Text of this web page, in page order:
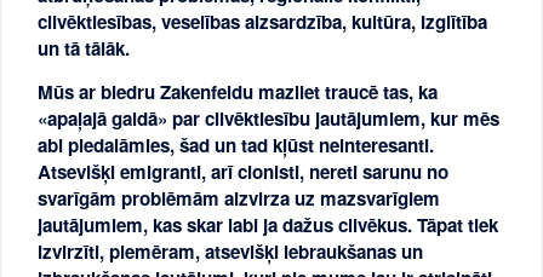
cilvēktiesības, veselības aizsardzība, kultūra, Izglītība
un tā tālāk.
Mūs ar biedru Zakenfeldu mazliet traucē tas, ka
«apaļajā galdā» par cilvēktiesību jautājumiem, kur mēs
abi piedalāmies, šad un tad kļūst neinteresanti.
Atsevišķi emigranti, arī cionisti, nereti sarunu no
svarīgām problēmām aizvirza uz mazsvarīgiem
jautājumiem, kas skar labi ja dažus cilvēkus. Tāpat tiek
izvirzīti, piemēram, atsevišķi iebraukšanas un